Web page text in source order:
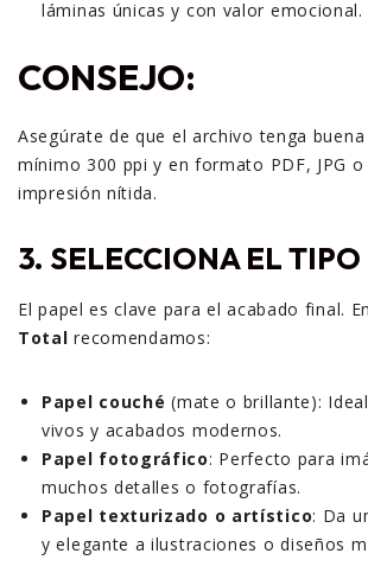
láminas únicas y con valor emocional.
CONSEJO:
Asegúrate de que el archivo tenga
mínimo 300 ppi y en formato PDF, JPG o
impresión nítida.
3. SELECCIONA EL
El papel es clave para el acabado final. En
Total recomendamos:
Papel couché (mate o brillante):
vivos y acabados modernos.
Papel fotográfico: Perfecto para
muchos detalles o fotografías.
Papel texturizado o artístico: Da
y elegante a ilustraciones o diseños